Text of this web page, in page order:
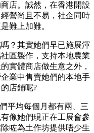
店。誠然，在香港開設
營尚且不易，社企同時
難上加難。
？其實她們早已施展渾
區製作，支持本地農業
實體商店做生意之外，
業中售賣她們的本地手
店鋪呢?
平均每個月都有兩、三
像她們現正在工展會參
咗為土作坊提供唔少生